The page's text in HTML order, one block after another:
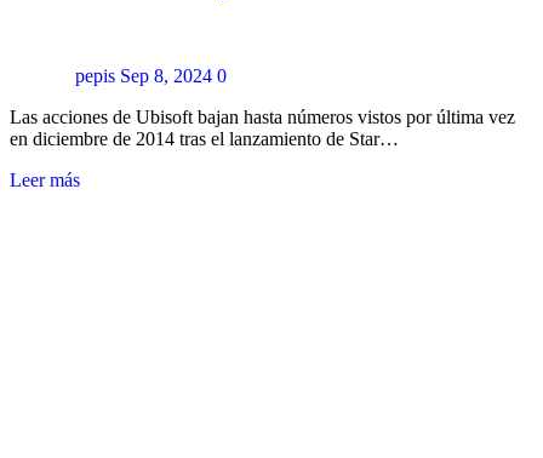
pepis Sep 8, 2024 0
Las acciones de Ubisoft bajan hasta números vistos por última vez
en diciembre de 2014 tras el lanzamiento de Star…
Leer más